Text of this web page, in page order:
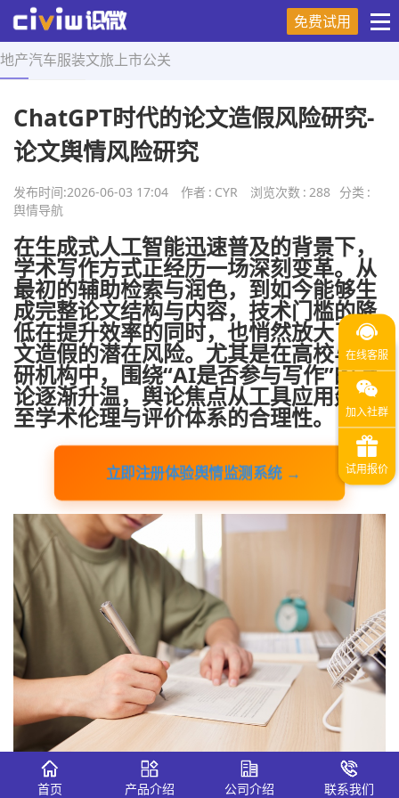
免费试用
地产汽车服装文旅 上市公关
首页 > 舆情导航 > 正文
ChatGPT时代的论文造假风险研究-
论文舆情风险研究
发布时间:2026-06-03 17:04 作者 : CYR 浏览次数 : 288 分类 :
舆情导航
在生成式人工智能迅速普及的背景下，
学术写作方式正经历一场深刻变革。从
最初的辅助检索与润色，到如今能够生
成完整论文结构与内容，技术门槛的降
低在提升效率的同时，也悄然放大了论
文造假的潜在风险。尤其是在高校与科
研机构中，围绕“AI是否参与写作”的讨
论逐渐升温，舆论焦点从工具应用延伸
至学术伦理与评价体系的合理性。
立即注册体验舆情监测系统 →
在这一复杂舆论环境中，识微舆情监测系统 成为不少高校与
首页 产品介绍 公司介绍 联系我们